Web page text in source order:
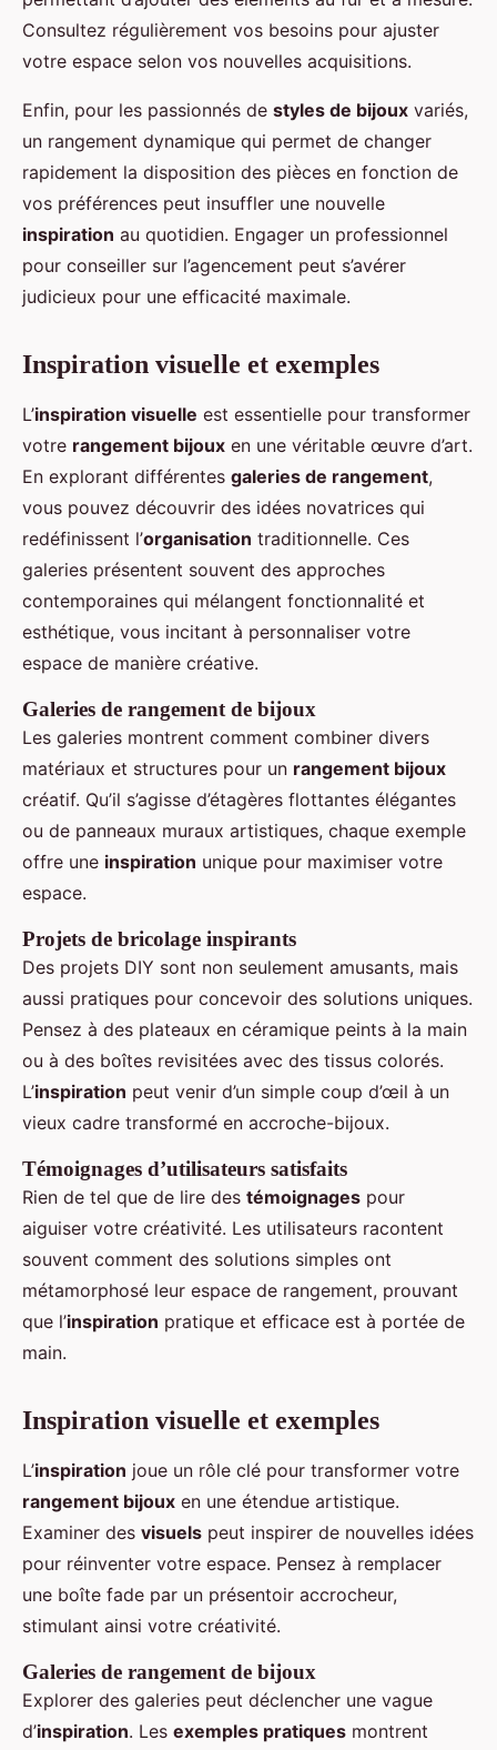
Consultez régulièrement vos besoins pour ajuster
votre espace selon vos nouvelles acquisitions.
Enfin, pour les passionnés de styles de bijoux variés,
un rangement dynamique qui permet de changer
rapidement la disposition des pièces en fonction de
vos préférences peut insuffler une nouvelle
inspiration au quotidien. Engager un professionnel
pour conseiller sur l’agencement peut s’avérer
judicieux pour une efficacité maximale.
Inspiration visuelle et exemples
L’inspiration visuelle est essentielle pour transformer
votre rangement bijoux en une véritable œuvre d’art.
En explorant différentes galeries de rangement,
vous pouvez découvrir des idées novatrices qui
redéfinissent l’organisation traditionnelle. Ces
galeries présentent souvent des approches
contemporaines qui mélangent fonctionnalité et
esthétique, vous incitant à personnaliser votre
espace de manière créative.
Galeries de rangement de bijoux
Les galeries montrent comment combiner divers
matériaux et structures pour un rangement bijoux
créatif. Qu’il s’agisse d’étagères flottantes élégantes
ou de panneaux muraux artistiques, chaque exemple
offre une inspiration unique pour maximiser votre
espace.
Projets de bricolage inspirants
Des projets DIY sont non seulement amusants, mais
aussi pratiques pour concevoir des solutions uniques.
Pensez à des plateaux en céramique peints à la main
ou à des boîtes revisitées avec des tissus colorés.
L’inspiration peut venir d’un simple coup d’œil à un
vieux cadre transformé en accroche-bijoux.
Témoignages d’utilisateurs satisfaits
Rien de tel que de lire des témoignages pour
aiguiser votre créativité. Les utilisateurs racontent
souvent comment des solutions simples ont
métamorphosé leur espace de rangement, prouvant
que l’inspiration pratique et efficace est à portée de
main.
Inspiration visuelle et exemples
L’inspiration joue un rôle clé pour transformer votre
rangement bijoux en une étendue artistique.
Examiner des visuels peut inspirer de nouvelles idées
pour réinventer votre espace. Pensez à remplacer
une boîte fade par un présentoir accrocheur,
stimulant ainsi votre créativité.
Galeries de rangement de bijoux
Explorer des galeries peut déclencher une vague
d’inspiration. Les exemples pratiques montrent